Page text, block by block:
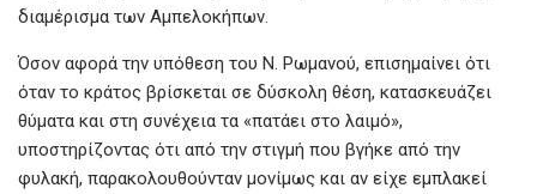
διαμέρισμα των Αμπελοκήπων.
Όσον αφορά την υπόθεση του Ν. Ρωμανού, επισημαίνει ότι
όταν το κράτος βρίσκεται σε δύσκολη θέση, κατασκευάζει
θύματα και στη συνέχεια τα «πατάει στο λαιμό»,
υποστηρίζοντας ότι από την στιγμή που βγήκε από την
φυλακή, παρακολουθούνταν μονίμως και αν είχε εμπλακεί